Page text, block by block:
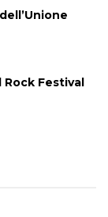
Festival